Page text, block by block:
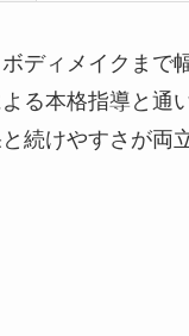
ディメイクまで
る本格指導と通
続けやすさが両